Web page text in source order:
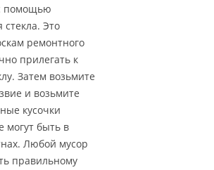
помощью
стекла. Это
ремонтного
прилегать к
Затем возьмите
и возьмите
кусочки
могут быть в
Любой мусор
правильному